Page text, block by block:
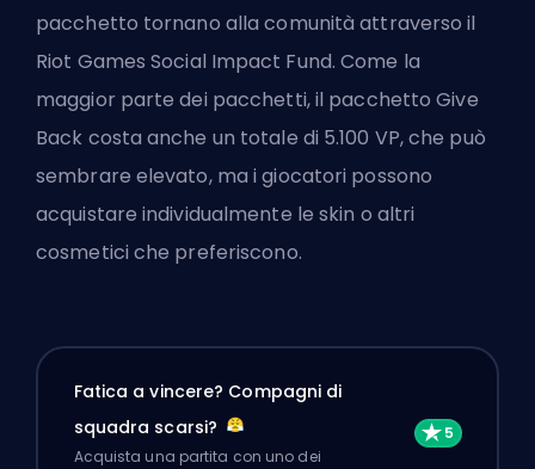
pacchetto tornano alla comunità attraverso il
Riot Games Social Impact Fund. Come la
maggior parte dei pacchetti, il pacchetto Give
Back costa anche un totale di 5.100 VP, che può
sembrare elevato, ma i giocatori possono
acquistare individualmente le skin o altri
cosmetici che preferiscono.
Fatica a vincere? Compagni di
squadra scarsi?
Acquista una partita con uno dei